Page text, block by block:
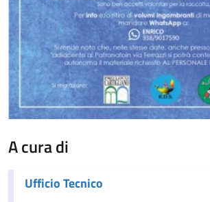
A cura di
Ufficio Tecnico